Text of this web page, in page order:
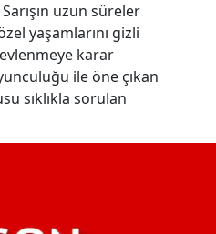
uzun süreler
yaşamlarını gizli
karar
ile öne çıkan
sıklıkla sorulan